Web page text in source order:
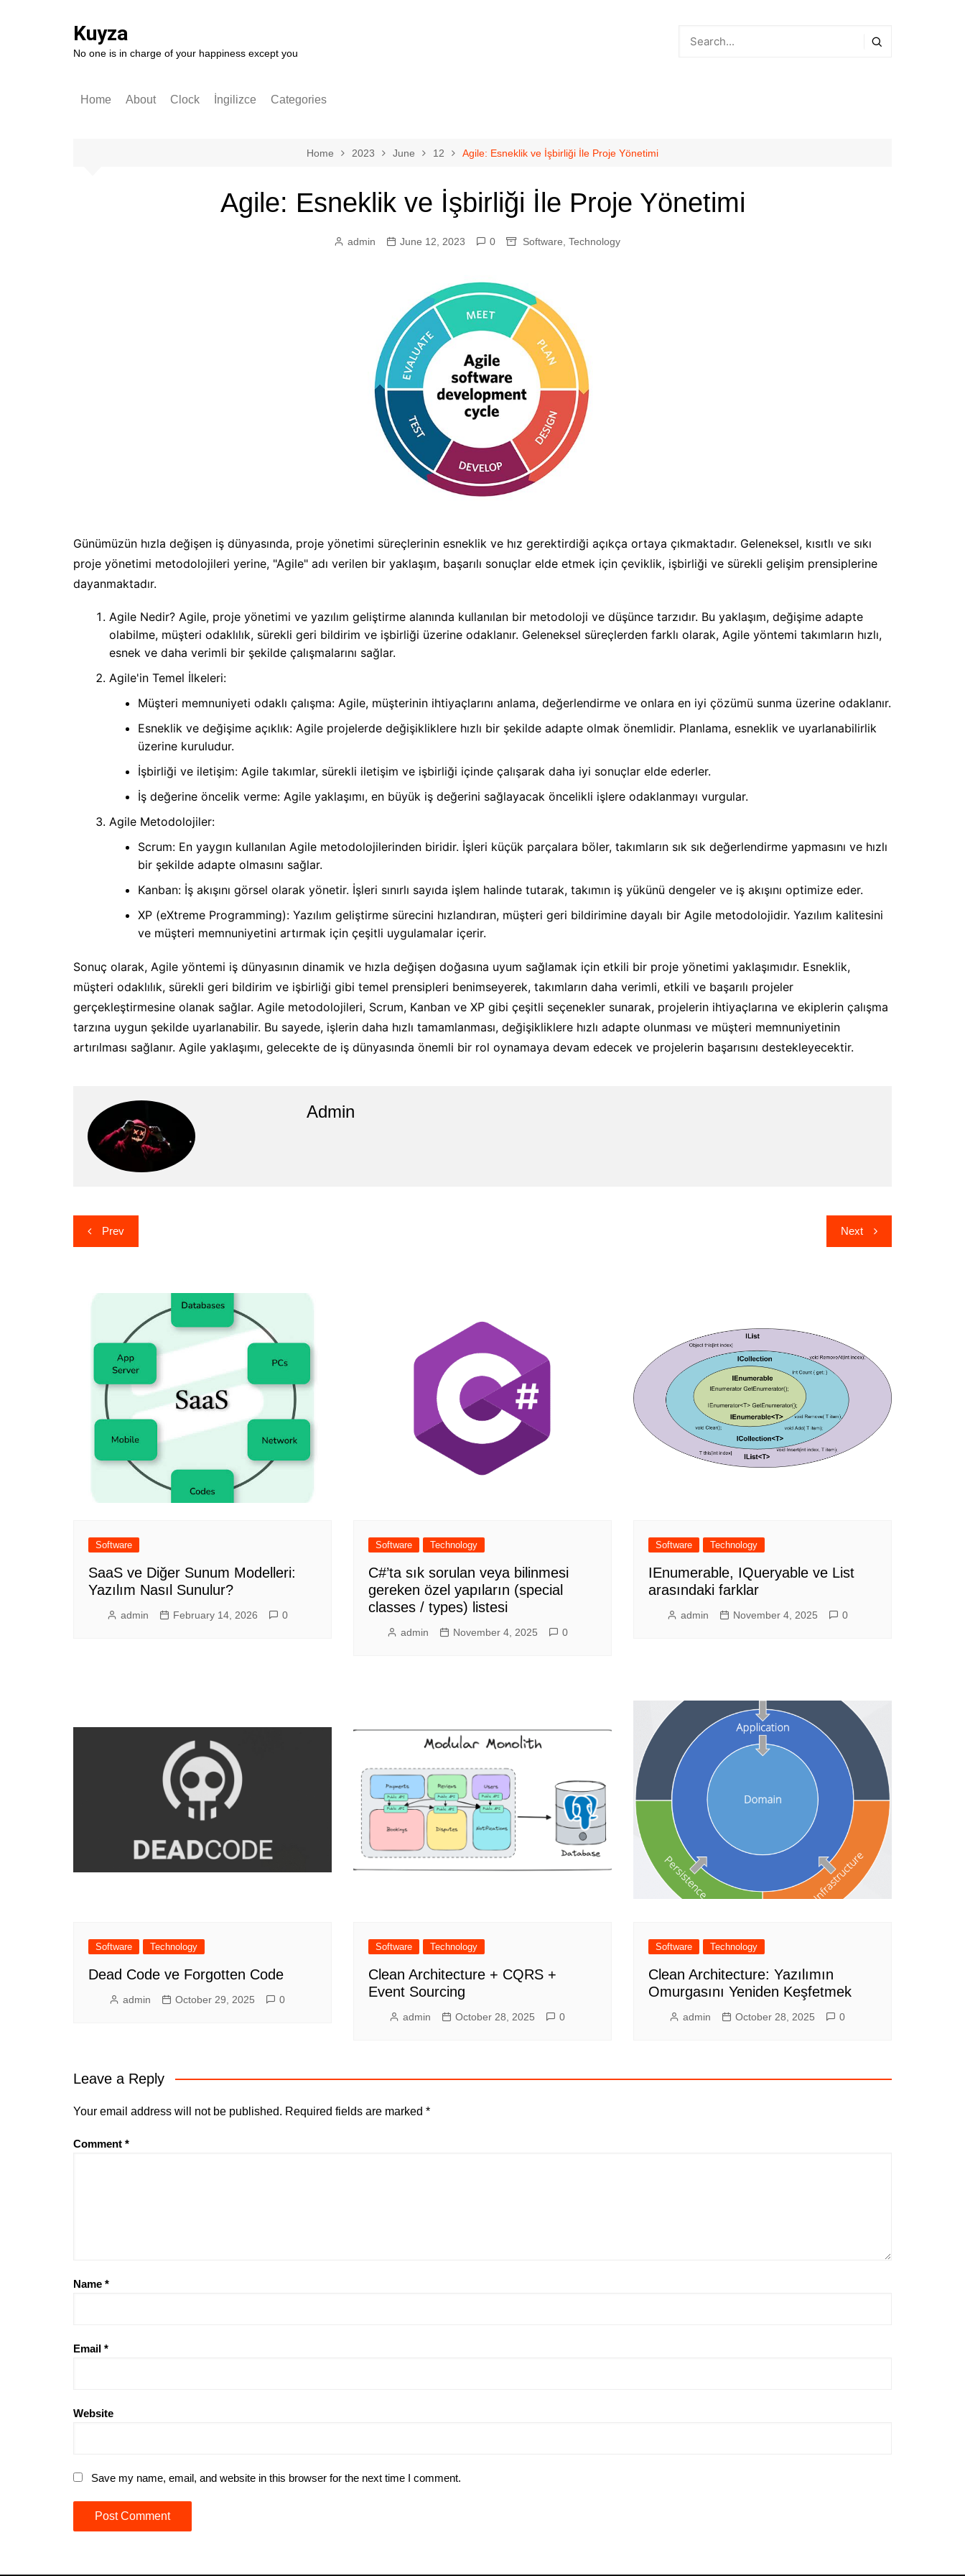
Kuyza
No one is in charge of your happiness except you
Home About Clock İngilizce Categories
German
Technology
Self-improvement
Home 2023 June 12 Agile: Esneklik ve İşbirliği İle Proje Yönetimi
Agile: Esneklik ve İşbirliği İle Proje Yönetimi
admin June 12, 2023 0 Software Technology
Günümüzün hızla değişen iş dünyasında, proje yönetimi süreçlerinin esneklik ve hız gerektirdiği açıkça ortaya çıkmaktadır. Geleneksel, kısıtlı ve sıkı
proje yönetimi metodolojileri yerine, "Agile" adı verilen bir yaklaşım, başarılı sonuçlar elde etmek için çeviklik, işbirliği ve sürekli gelişim prensiplerine
dayanmaktadır.
Agile Nedir? Agile, proje yönetimi ve yazılım geliştirme alanında kullanılan bir metodoloji ve düşünce tarzıdır. Bu yaklaşım, değişime adapte
olabilme, müşteri odaklılık, sürekli geri bildirim ve işbirliği üzerine odaklanır. Geleneksel süreçlerden farklı olarak, Agile yöntemi takımların hızlı,
esnek ve daha verimli bir şekilde çalışmalarını sağlar.
Agile'in Temel İlkeleri:
Müşteri memnuniyeti odaklı çalışma: Agile, müşterinin ihtiyaçlarını anlama, değerlendirme ve onlara en iyi çözümü sunma üzerine odaklanır.
Esneklik ve değişime açıklık: Agile projelerde değişikliklere hızlı bir şekilde adapte olmak önemlidir. Planlama, esneklik ve uyarlanabilirlik
üzerine kuruludur.
İşbirliği ve iletişim: Agile takımlar, sürekli iletişim ve işbirliği içinde çalışarak daha iyi sonuçlar elde ederler.
İş değerine öncelik verme: Agile yaklaşımı, en büyük iş değerini sağlayacak öncelikli işlere odaklanmayı vurgular.
Agile Metodolojiler:
Scrum: En yaygın kullanılan Agile metodolojilerinden biridir. İşleri küçük parçalara böler, takımların sık sık değerlendirme yapmasını ve hızlı
bir şekilde adapte olmasını sağlar.
Kanban: İş akışını görsel olarak yönetir. İşleri sınırlı sayıda işlem halinde tutarak, takımın iş yükünü dengeler ve iş akışını optimize eder.
XP (eXtreme Programming): Yazılım geliştirme sürecini hızlandıran, müşteri geri bildirimine dayalı bir Agile metodolojidir. Yazılım kalitesini
ve müşteri memnuniyetini artırmak için çeşitli uygulamalar içerir.
Sonuç olarak, Agile yöntemi iş dünyasının dinamik ve hızla değişen doğasına uyum sağlamak için etkili bir proje yönetimi yaklaşımıdır. Esneklik,
müşteri odaklılık, sürekli geri bildirim ve işbirliği gibi temel prensipleri benimseyerek, takımların daha verimli, etkili ve başarılı projeler
gerçekleştirmesine olanak sağlar. Agile metodolojileri, Scrum, Kanban ve XP gibi çeşitli seçenekler sunarak, projelerin ihtiyaçlarına ve ekiplerin çalışma
tarzına uygun şekilde uyarlanabilir. Bu sayede, işlerin daha hızlı tamamlanması, değişikliklere hızlı adapte olunması ve müşteri memnuniyetinin
artırılması sağlanır. Agile yaklaşımı, gelecekte de iş dünyasında önemli bir rol oynamaya devam edecek ve projelerin başarısını destekleyecektir.
Admin
Post
navigation
Prev Next
Software
SaaS ve Diğer Sunum Modelleri:
Yazılım Nasıl Sunulur?
admin February 14, 2026 0
Software Technology
C#’ta sık sorulan veya bilinmesi
gereken özel yapıların (special
classes / types) listesi
admin November 4, 2025 0
Software Technology
IEnumerable, IQueryable ve List
arasındaki farklar
admin November 4, 2025 0
Software Technology
Dead Code ve Forgotten Code
admin October 29, 2025 0
Software Technology
Clean Architecture + CQRS +
Event Sourcing
admin October 28, 2025 0
Software Technology
Clean Architecture: Yazılımın
Omurgasını Yeniden Keşfetmek
admin October 28, 2025 0
Leave a Reply
Your email address will not be published. Required fields are marked *
Comment *
Name *
Email *
Website
Save my name, email, and website in this browser for the next time I comment.